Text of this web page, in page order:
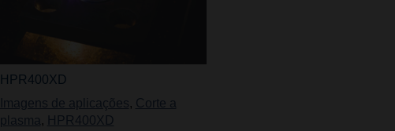
HPR400XD
Imagens de aplicações, Corte a
plasma, HPR400XD